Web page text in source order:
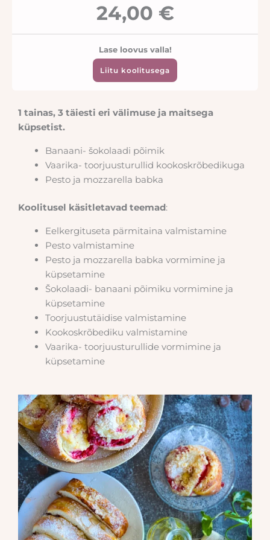
24,00 €
Lase loovus valla!
Liitu koolitusega
1 tainas, 3 täiesti eri välimuse ja maitsega
küpsetist.
Banaani- šokolaadi põimik
Vaarika- toorjuusturullid kookoskrõbedikuga
Pesto ja mozzarella babka
Koolitusel käsitletavad teemad:
Eelkergituseta pärmitaina valmistamine
Pesto valmistamine
Pesto ja mozzarella babka vormimine ja
küpsetamine
Šokolaadi- banaani põimiku vormimine ja
küpsetamine
Toorjuustutäidise valmistamine
Kookoskrõbediku valmistamine
Vaarika- toorjuusturullide vormimine ja
küpsetamine